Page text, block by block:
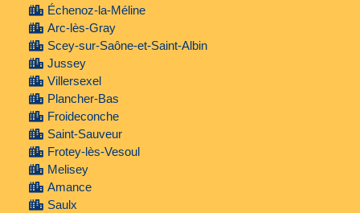
Échenoz-la-Méline
Arc-lès-Gray
Scey-sur-Saône-et-Saint-Albin
Jussey
Villersexel
Plancher-Bas
Froideconche
Saint-Sauveur
Frotey-lès-Vesoul
Melisey
Amance
Saulx